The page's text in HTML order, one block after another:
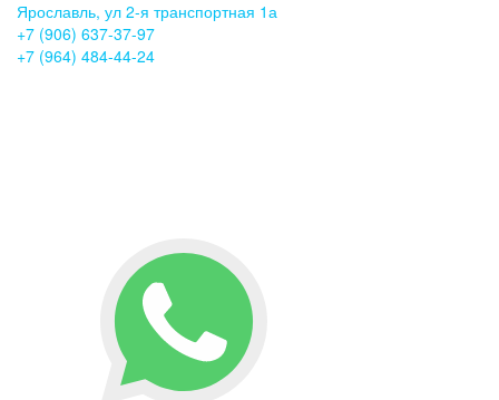
Ярославль, ул 2-я транспортная 1а
+7 (906) 637-37-97
+7 (964) 484-44-24